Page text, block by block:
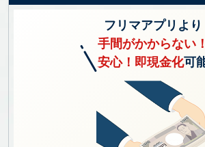
フリマアプリより
手間がかからない！
安心！即現金化可